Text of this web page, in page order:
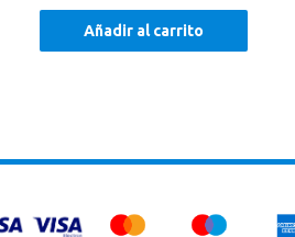
Añadir al carrito